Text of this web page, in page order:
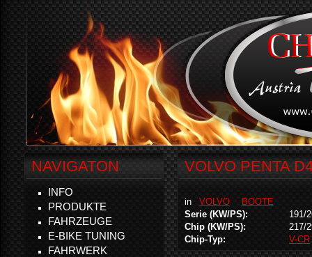
VOLVO PENTA
in VOLVO
BOOTE
Serie (KW/PS):
191/
Chip (KW/PS):
217/
Chip-Typ:
V-CR
NAVIGATON
INFO
PRODUKTE
FAHRZEUGE
E-BIKE TUNING
FAHRWERK